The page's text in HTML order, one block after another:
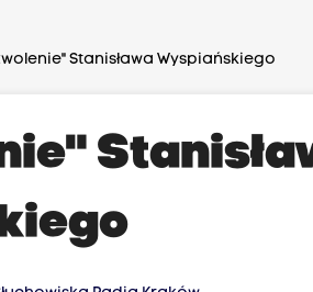
Stanisława Wyspiańskiego